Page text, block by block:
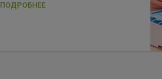
ПОДРОБНЕЕ